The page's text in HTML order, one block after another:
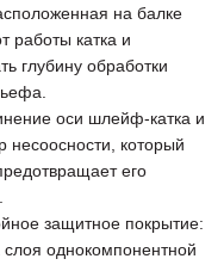
на балке
работы катка и
глубину обработки
оси шлейф-катка и
несоосности, который
его
защитное покрытие:
однокомпонентной